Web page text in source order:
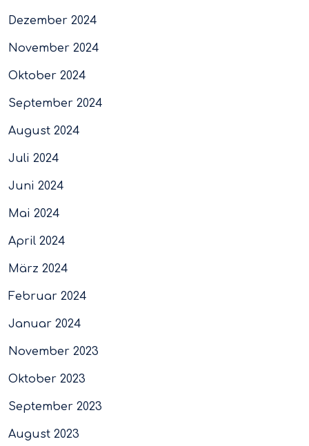
Dezember 2024
November 2024
Oktober 2024
September 2024
August 2024
Juli 2024
Juni 2024
Mai 2024
April 2024
März 2024
Februar 2024
Januar 2024
November 2023
Oktober 2023
September 2023
August 2023